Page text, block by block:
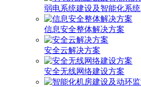
弱电系统建设及智能化系统
信息安全整体解决方案
安全云解决方案
安全无线网络建设方案